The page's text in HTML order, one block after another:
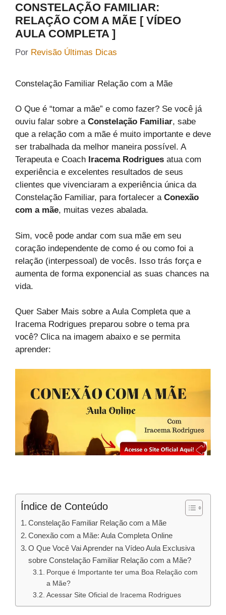
CONSTELAÇÃO FAMILIAR:
RELAÇÃO COM A MÃE [ VÍDEO
AULA COMPLETA ]
Por Revisão Últimas Dicas
Constelação Familiar Relação com a Mãe
O Que é “tomar a mãe” e como fazer? Se você já
ouviu falar sobre a Constelação Familiar, sabe
que a relação com a mãe é muito importante e deve
ser trabalhada da melhor maneira possível. A
Terapeuta e Coach Iracema Rodrigues atua com
experiência e excelentes resultados de seus
clientes que vivenciaram a experiência única da
Constelação Familiar, para fortalecer a Conexão
com a mãe, muitas vezes abalada.
Sim, você pode andar com sua mãe em seu
coração independente de como é ou como foi a
relação (interpessoal) de vocês. Isso trás força e
aumenta de forma exponencial as suas chances na
vida.
Quer Saber Mais sobre a Aula Completa que a
Iracema Rodrigues preparou sobre o tema pra
você? Clica na imagem abaixo e se permita
aprender:
Índice de Conteúdo
Constelação Familiar Relação com a Mãe
Conexão com a Mãe: Aula Completa Online
O Que Você Vai Aprender na Vídeo Aula Exclusiva
sobre Constelação Familiar Relação com a Mãe?
Porque é Importante ter uma Boa Relação com
a Mãe?
Acessar Site Oficial de Iracema Rodrigues